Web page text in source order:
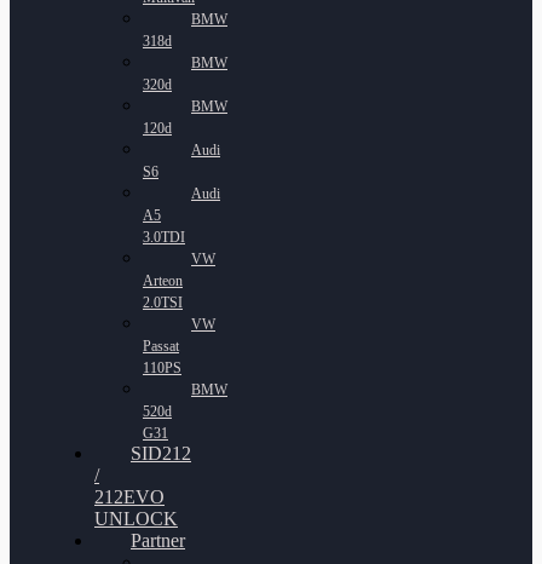
BMW
318d
BMW
320d
BMW
120d
Audi
S6
Audi
A5
3.0TDI
VW
Arteon
2.0TSI
VW
Passat
110PS
BMW
520d
G31
SID212
/
212EVO
UNLOCK
Partner